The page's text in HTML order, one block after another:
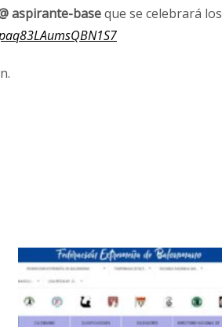
aspirante-baseque se celebrará los